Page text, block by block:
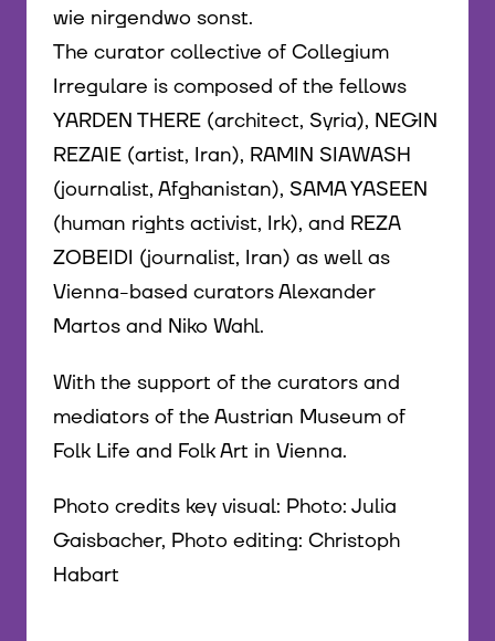
wie nirgendwo sonst.
The curator collective of Collegium
Irregulare is composed of the fellows
YARDEN THERE (architect, Syria), NEGIN
REZAIE (artist, Iran), RAMIN SIAWASH
(journalist, Afghanistan), SAMA YASEEN
(human rights activist, Irk), and REZA
ZOBEIDI (journalist, Iran) as well as
Vienna-based curators Alexander
Martos and Niko Wahl.
With the support of the curators and
mediators of the Austrian Museum of
Folk Life and Folk Art in Vienna.
Photo credits key visual: Photo: Julia
Gaisbacher, Photo editing: Christoph
Habart